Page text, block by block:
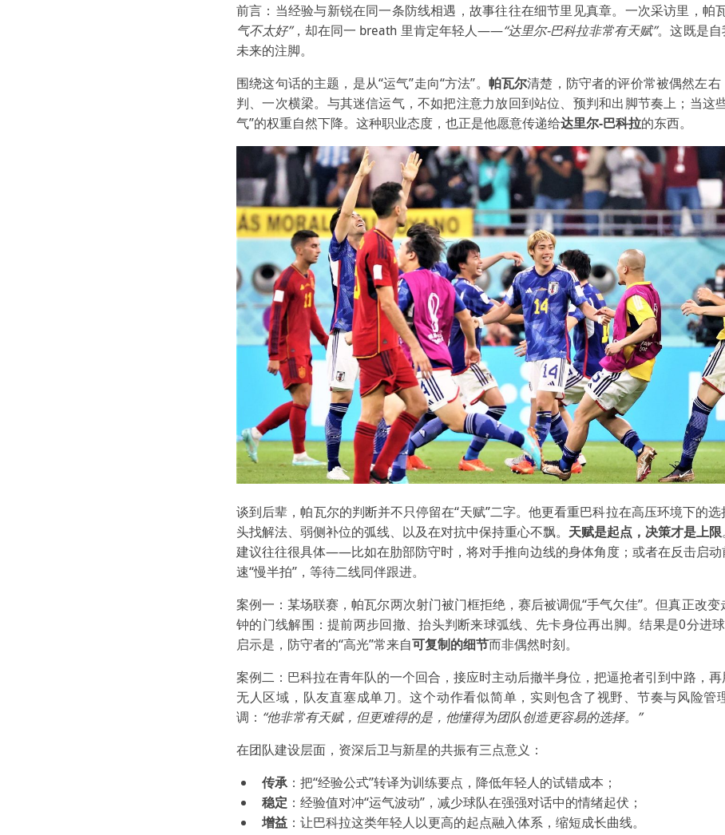
前言：当经验与新锐在同一条防线相遇，故事往往在细节里见真章。一次采访里，帕
气不太好”，却在同一 breath 里肯定年轻人——“达里尔-巴科拉非常有天赋”。这既是
未来的注脚。
围绕这句话的主题，是从“运气”走向“方法”。 帕瓦尔清楚，防守者的评价常被偶然左
判、一次横梁。与其迷信运气，不如把注意力放回到站位、预判和出脚节奏上；当这
气”的权重自然下降。这种职业态度，也正是他愿意传递给达里尔-巴科拉的东西。
谈到后辈，帕瓦尔的判断并不只停留在“天赋”二字。他更看重巴科拉在高压环境下的
头找解法、弱侧补位的弧线、以及在对抗中保持重心不飘。 天赋是起点，决策才是上限
建议往往很具体——比如在肋部防守时，将对手推向边线的身体角度；或者在反击启
速“慢半拍”，等待二线同伴跟进。
案例一：某场联赛，帕瓦尔两次射门被门框拒绝，赛后被调侃“手气欠佳”。但真正改
钟的门线解围：提前两步回撤、抬头判断来球弧线、先卡身位再出脚。结果是0分进
启示是，防守者的“高光”常来自可复制的细节而非偶然时刻。
案例二：巴科拉在青年队的一个回合，接应时主动后撤半身位，把逼抢者引到中路，
无人区域，队友直塞成单刀。这个动作看似简单，实则包含了视野、节奏与风险管
调： “他非常有天赋，但更难得的是，他懂得为团队创造更容易的选择。”
在团队建设层面，资深后卫与新星的共振有三点意义：
传承：把“经验公式”转译为训练要点，降低年轻人的试错成本；
稳定 ：经验值对冲“运气波动”，减少球队在强强对话中的情绪起伏；
增益 ：让巴科拉这类年轻人以更高的起点融入体系，缩短成长曲线。